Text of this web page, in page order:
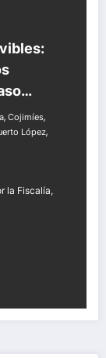
, Cojimíes,
López,
la Fiscalía,